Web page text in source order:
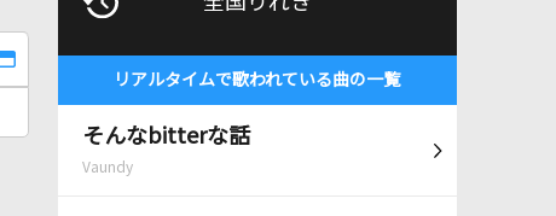
リアルタイムで歌われている曲の一覧
そんなbitterな話
Vaundy